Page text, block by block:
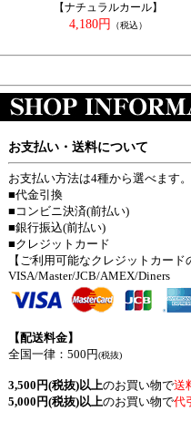
【ナチュラルカール】
4,180円
（税込）
お支払い・送料について
お支払い方法は4種から選べます。
■代金引換
■コンビニ決済(前払い)
■銀行振込(前払い)
■クレジットカード
【ご利用可能なクレジットカード
VISA/Master/JCB/AMEX/Diners
【配送料金】
全国一律：500円(税抜)
3,500円(税抜)以上のお買い物で送
5,000円(税抜)以上のお買い物で代